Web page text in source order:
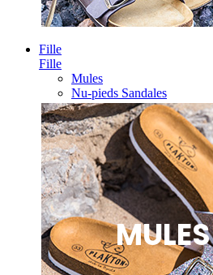
Fille
Fille
Mules
Nu-pieds Sandales
MULES